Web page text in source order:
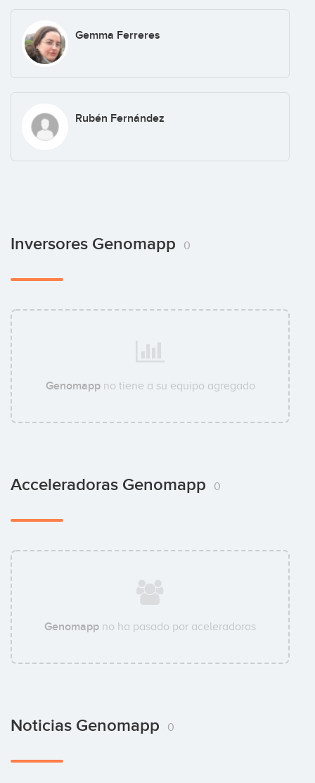
Gemma Ferreres
Rubén Fernández
Inversores Genomapp 0
Genomappno tiene a su equipo agregado
Acceleradoras Genomapp 0
Genomapp no ha pasado por aceleradoras
Noticias Genomapp 0